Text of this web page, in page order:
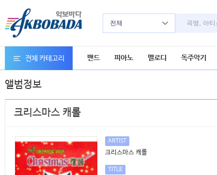
전체
전체 카테고리 밴드 피아노 멜로디 독주악기
앨범정보
크리스마스 캐롤
ARTIST
크리스마스 캐롤
TITLE